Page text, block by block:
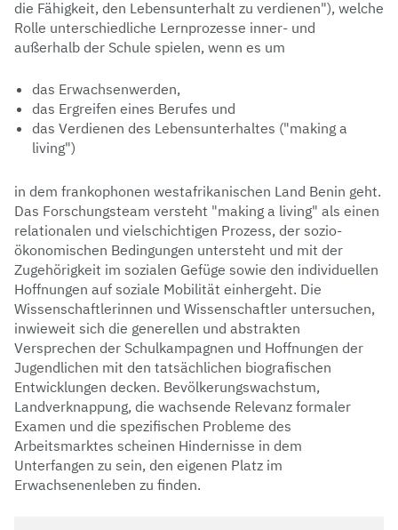
die Fähigkeit, den Lebensunterhalt zu verdienen"), welche
Rolle unterschiedliche Lernprozesse inner- und
außerhalb der Schule spielen, wenn es um
das Erwachsenwerden,
das Ergreifen eines Berufes und
das Verdienen des Lebensunterhaltes ("making a
living")
in dem frankophonen westafrikanischen Land Benin geht.
Das Forschungsteam versteht "making a living" als einen
relationalen und vielschichtigen Prozess, der sozio-
ökonomischen Bedingungen untersteht und mit der
Zugehörigkeit im sozialen Gefüge sowie den individuellen
Hoffnungen auf soziale Mobilität einhergeht. Die
Wissenschaftlerinnen und Wissenschaftler untersuchen,
inwieweit sich die generellen und abstrakten
Versprechen der Schulkampagnen und Hoffnungen der
Jugendlichen mit den tatsächlichen biografischen
Entwicklungen decken. Bevölkerungswachstum,
Landverknappung, die wachsende Relevanz formaler
Examen und die spezifischen Probleme des
Arbeitsmarktes scheinen Hindernisse in dem
Unterfangen zu sein, den eigenen Platz im
Erwachsenenleben zu finden.